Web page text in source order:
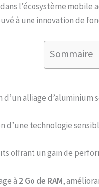
l’écosystème mobile
à une innovation de
Sommaire
alliage d’aluminium
d’une technologie
offrant un gain de
à 2 Go de RAM,